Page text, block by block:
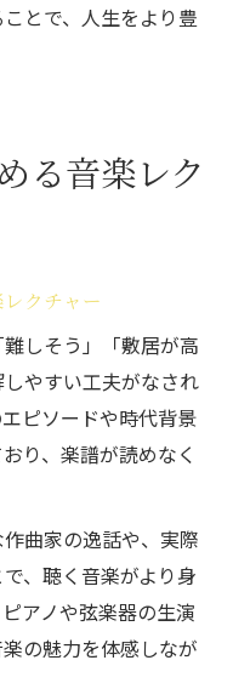
とで、人生をより豊
る音楽レク
クチャー
しそう」「敷居が高
やすい工夫がなされ
ピソードや時代背景
り、楽譜が読めなく
曲家の逸話や、実際
、聴く音楽がより身
アノや弦楽器の生演
の魅力を体感しなが